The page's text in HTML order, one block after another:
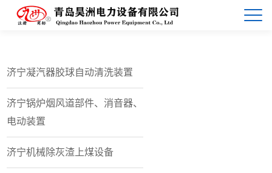
济宁凝汽器胶球自动清洗装置
济宁锅炉烟风道部件、消音器、
电动装置
济宁机械除灰渣上煤设备